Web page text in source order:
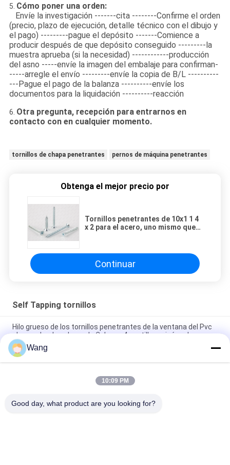
5. Cómo poner una orden:
Envíe la investigación -------cita --------Confirme el orden
(precio, plazo de ejecución, detalle técnico con el dibujo y
el pago) ---------pague el depósito -------Comience a
producir después de que depósito conseguido ---------la
muestra aprueba (si la necesidad) ------------producción
del asno -----envíe la imagen del embalaje para confirman-
-----arregle el envío ---------envíe la copia de B/L ----------
---Pague el pago de la balanza ----------envíe los
documentos para la liquidación ----------reacción
6. Otra pregunta, recepción para entrarnos en
contacto con en cualquier momento.
tornillos de chapa penetrantes pernos de máquina penetrantes
Obtenga el mejor precio por
Tornillos penetrantes de 10x1 1 4
x 2 para el acero, uno mismo que
Continuar
Self Tapping tornillos
Hilo grueso de los tornillos penetrantes de la ventana del Pvc
plano sobre la cabeza de Csk con 4 costillas minúsculas
Hilo lleno de la impulsión de los tornillos penetrantes PH2 de la
cabeza de la oblea del acero inoxidable A2
Una cabeza avellanada ahuecada cruzada penetrante de los
Wang
10:09 PM
Good day, what product are you looking for?